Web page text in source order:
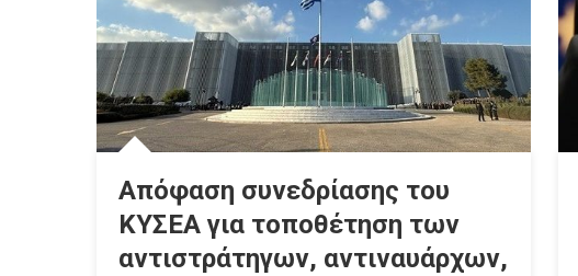
Απόφαση συνεδρίασης του
ΚΥΣΕΑ για τοποθέτηση των
αντιστράτηγων, αντιναυάρχων,